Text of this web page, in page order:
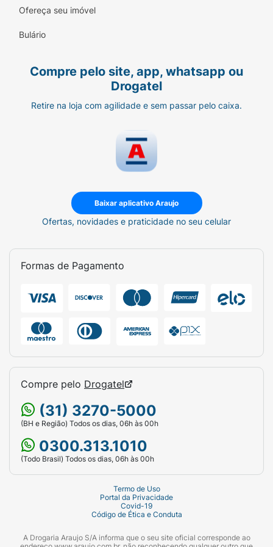
remete ao estilo Barber Shop de 2015.
Qualidade QOD:
Modo de Uso:
Após o barbear, seque o rosto e aplique uma
nas palmas das mãos. Dê leves batidinhas
sobre a área barbeada para sentir o frescor e
QOD Barber Shop.
Lotion).
Volume Líquido:
100ml / 3.38 fl oz.
Fragrância:Cardamomo, Baunilha e Acorde
Cítrico.
Origem:Est. 2015.
Ofereça seu imóvel
Bulário
Compre pelo site, app, whatsapp ou
Drogatel
Retire na loja com agilidade e sem passar pelo caixa.
Baixar aplicativo Araujo
Ofertas, novidades e praticidade no seu celular
Formas de Pagamento
Compre pelo Drogatel
(31) 3270-5000
(BH e Região) Todos os dias, 06h às 00h
0300.313.1010
(Todo Brasil) Todos os dias, 06h às 00h
Termo de Uso
Portal da Privacidade
Covid-19
Código de Ética e Conduta
A Drogaria Araujo S/A informa que o seu site oficial corresponde ao